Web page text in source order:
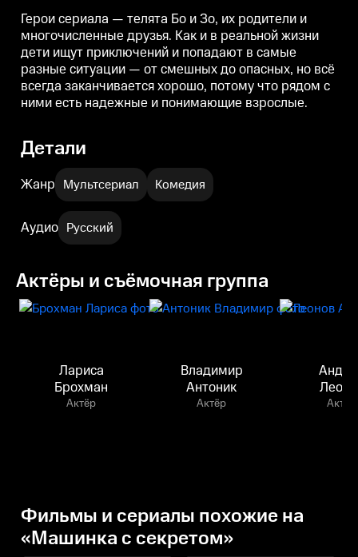
взрослые.
взрослые.
Герои сериала — телята Бо и Зо, их родители и
многочисленные друзья. Как и в реальной жизни
дети ищут приключений и попадают в самые
разные ситуации — от смешных до опасных, но всё
всегда заканчивается хорошо, потому что рядом с
ними есть надежные и понимающие взрослые.
Детали
Жанр Мультсериал Комедия
Аудио Русский
Актёры и съёмочная группа
Лариса
Брохман
Актёр
Владимир
Антоник
Актёр Актёр
Фильмы и сериалы похожие на
«Машинка с секретом»